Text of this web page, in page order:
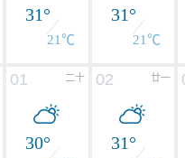
31°
21℃
31°
21℃
二十
01
30°
廿一
02
31°